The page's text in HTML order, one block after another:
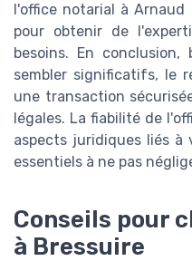
l'office notarial à Arnaud
pour obtenir de
besoins. En
sembler significatifs, le
une transaction
légales. La fiabilité de
aspects juridiques liés à
essentiels à ne pas
Conseils pour
à Bressuire